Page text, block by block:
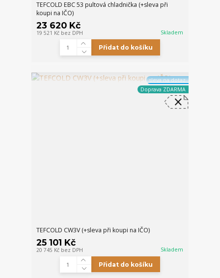
TEFCOLD EBC 53 pultová chladnička (+sleva při
koupi na IČO)
23 620 Kč
19 521 Kč bez DPH Skladem
Přidat do košíku
sleva na dotaz
Doprava ZDARMA
TEFCOLD CW3V (+sleva při koupi na IČO)
25 101 Kč
20 745 Kč bez DPH Skladem
Přidat do košíku